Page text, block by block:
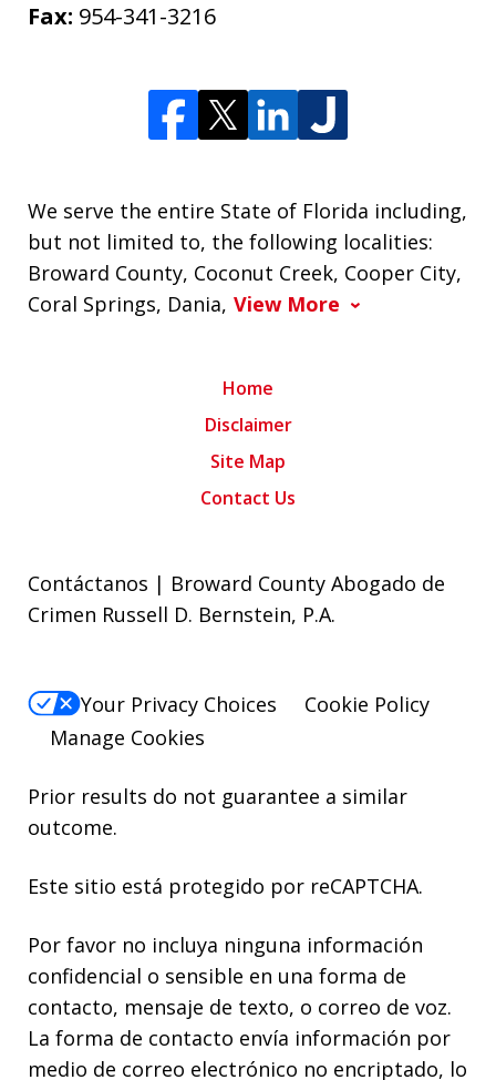
Fax: 954-341-3216
We serve the entire State of Florida including,
but not limited to, the following localities:
Broward County, Coconut Creek, Cooper City,
Coral Springs, Dania, View More
Home
Disclaimer
Site Map
Contact Us
Contáctanos | Broward County Abogado de
Crimen Russell D. Bernstein, P.A.
Your Privacy Choices
Cookie Policy
Manage Cookies
Prior results do not guarantee a similar
outcome.
Este sitio está protegido por reCAPTCHA.
Por favor no incluya ninguna información
confidencial o sensible en una forma de
contacto, mensaje de texto, o correo de voz.
La forma de contacto envía información por
medio de correo electrónico no encriptado, lo